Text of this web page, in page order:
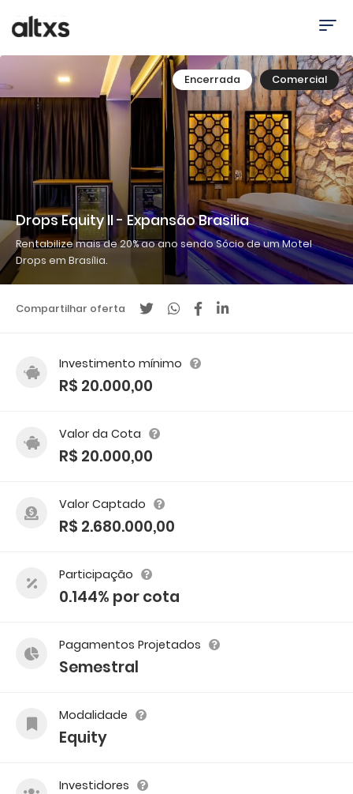
Drops Equity II - Expansão Brasilia
Rentabilize mais de 20% ao ano sendo Sócio de um Motel
Drops em Brasília.
Encerrada Comercial
Compartilhar oferta
Investimento mínimo
R$ 20.000,00
Valor da Cota
R$ 20.000,00
Valor Captado
R$ 2.680.000,00
Participação
0.144% por cota
Pagamentos Projetados
Semestral
Modalidade
Equity
Investidores